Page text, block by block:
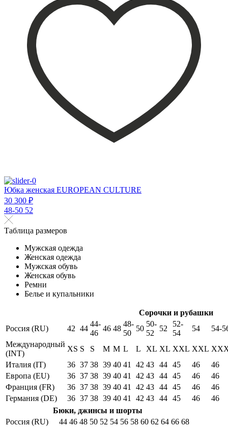
Юбка женская EUROPEAN CULTURE
30 300 ₽
48-50 52
Таблица размеров
Мужская одежда
Женская одежда
Мужская обувь
Женская обувь
Ремни
Белье и купальники
Сорочки и рубашки
Россия (RU)
42 44
44-
46
46 48
48-
50
50
50-
52
52
52-
54
54
54-
Международный
(INT)
XS S S M M L L XL XL XXL XXL
Италия (IT)
36 37 38 39 40 41 42 43 44 45 46
46
Европа (EU)
36 37 38 39 40 41 42 43 44 45 46
46
Франция (FR)
36 37 38 39 40 41 42 43 44 45 46
46
Германия (DE)
36 37 38 39 40 41 42 43 44 45 46
46
Бюки, джинсы и шорты
Россия (RU)
44 46 48 50 52 54 56 58 60 62 64 66 68